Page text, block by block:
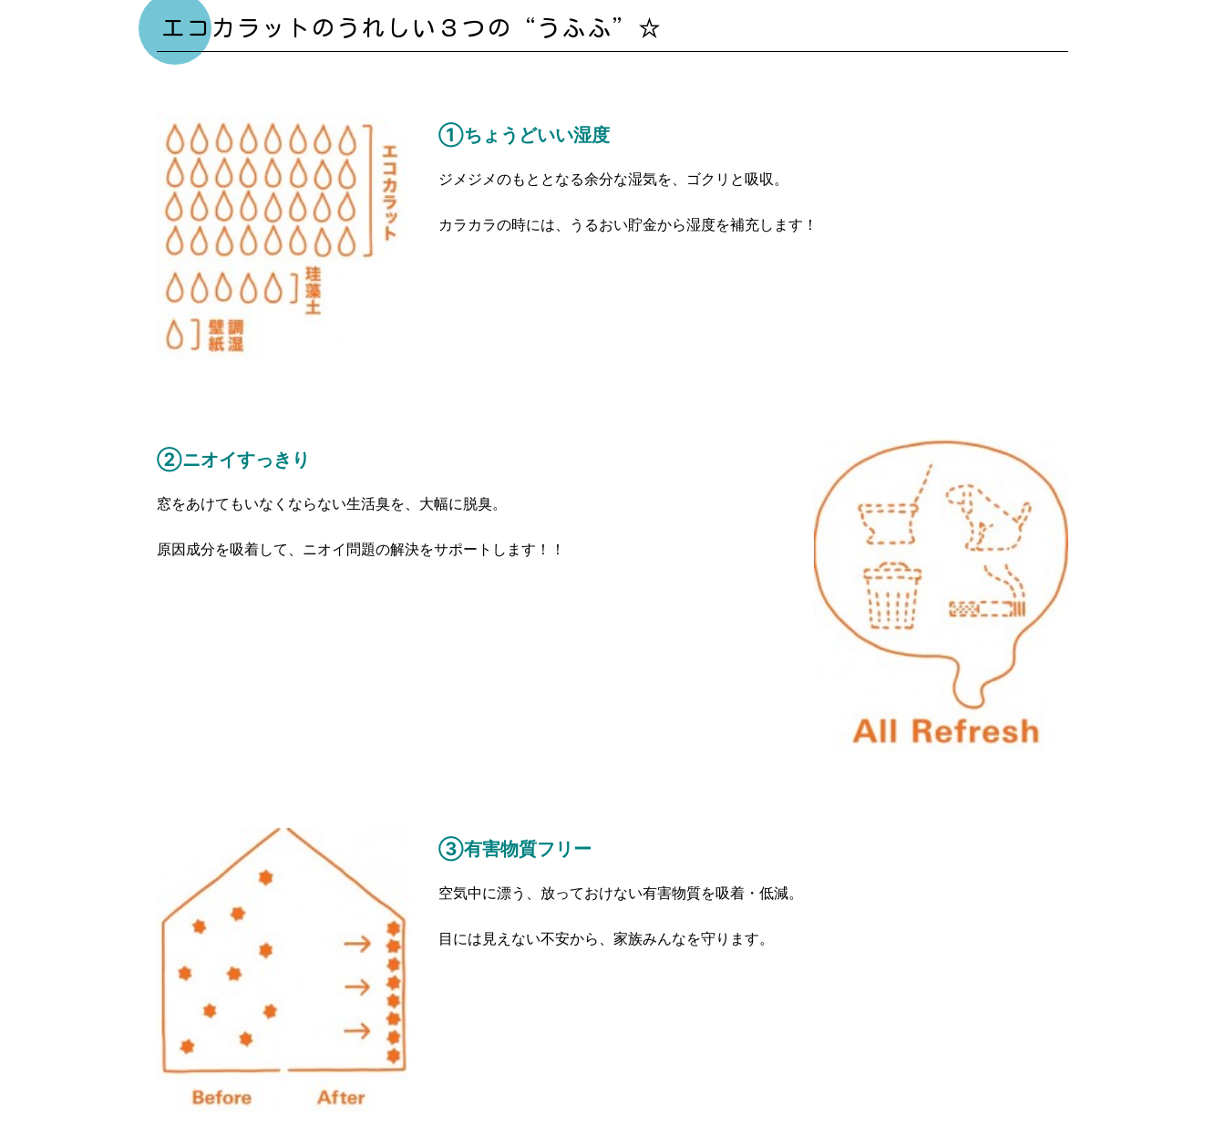
エコカラットのうれしい３つの“うふふ”☆
①ちょうどいい湿度
ジメジメのもととなる余分な湿気を、ゴクリと吸収。
カラカラの時には、うるおい貯金から湿度を補充します！
②ニオイすっきり
窓をあけてもいなくならない生活臭を、大幅に脱臭。
原因成分を吸着して、ニオイ問題の解決をサポートします！！
③有害物質フリー
空気中に漂う、放っておけない有害物質を吸着・低減。
目には見えない不安から、家族みんなを守ります。